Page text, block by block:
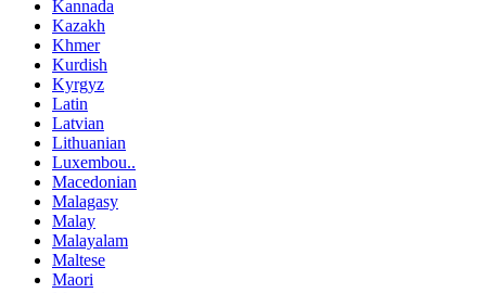
Kannada
Kazakh
Khmer
Kurdish
Kyrgyz
Latin
Latvian
Lithuanian
Luxembou..
Macedonian
Malagasy
Malay
Malayalam
Maltese
Maori